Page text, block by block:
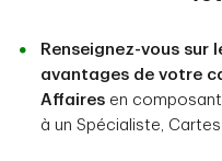
Renseignez-vous sur
avantages de votre
Affaires en
à un Spécialiste,